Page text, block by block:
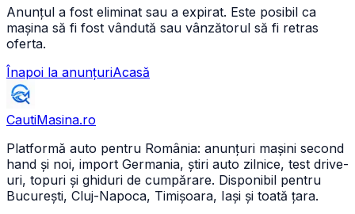
Anunțul a fost eliminat sau a expirat. Este posibil ca
mașina să fi fost vândută sau vânzătorul să fi retras
oferta.
Înapoi la anunțuriAcasă
CautiMasina.ro
Platformă auto pentru România: anunțuri mașini second
hand și noi, import Germania, știri auto zilnice, test drive-
uri, topuri și ghiduri de cumpărare. Disponibil pentru
București, Cluj-Napoca, Timișoara, Iași și toată țara.